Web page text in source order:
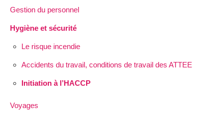
Gestion du personnel
Hygiène et sécurité
Le risque incendie
Accidents du travail, conditions de travail des ATTEE
Initiation à l’HACCP
Voyages